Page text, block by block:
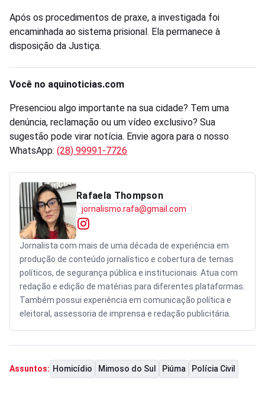
Após os procedimentos de praxe, a investigada foi
encaminhada ao sistema prisional. Ela permanece à
disposição da Justiça.
Você no aquinoticias.com
Presenciou algo importante na sua cidade? Tem uma
denúncia, reclamação ou um vídeo exclusivo? Sua
sugestão pode virar notícia. Envie agora para o nosso
WhatsApp: (28) 99991-7726
Rafaela Thompson
jornalismo.rafa@gmail.com
Jornalista com mais de uma década de experiência em
produção de conteúdo jornalístico e cobertura de temas
políticos, de segurança pública e institucionais. Atua com
redação e edição de matérias para diferentes plataformas.
Também possui experiência em comunicação política e
eleitoral, assessoria de imprensa e redação publicitária.
Assuntos: Homicídio Mimoso do Sul Piúma Polícia Civil